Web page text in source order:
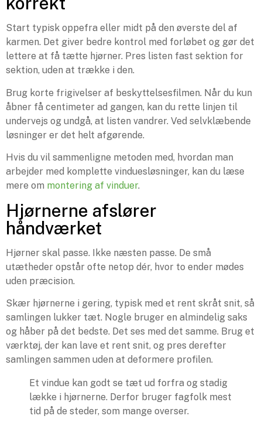
Start typisk oppefra eller midt på den øverste del af
karmen. Det giver bedre kontrol med forløbet og gør det
lettere at få tætte hjørner. Pres listen fast sektion for
sektion, uden at trække i den.
Brug korte frigivelser af beskyttelsesfilmen. Når du kun
åbner få centimeter ad gangen, kan du rette linjen til
undervejs og undgå, at listen vandrer. Ved selvklæbende
løsninger er det helt afgørende.
Hvis du vil sammenligne metoden med, hvordan man
arbejder med komplette vinduesløsninger, kan du læse
mere om montering af vinduer.
Hjørnerne afslører
håndværket
Hjørner skal passe. Ikke næsten passe. De små
utætheder opstår ofte netop dér, hvor to ender mødes
uden præcision.
Skær hjørnerne i gering, typisk med et rent skråt snit, så
samlingen lukker tæt. Nogle bruger en almindelig saks
og håber på det bedste. Det ses med det samme. Brug et
værktøj, der kan lave et rent snit, og pres derefter
samlingen sammen uden at deformere profilen.
Et vindue kan godt se tæt ud forfra og stadig
lække i hjørnerne. Derfor bruger fagfolk mest
tid på de steder, som mange overser.